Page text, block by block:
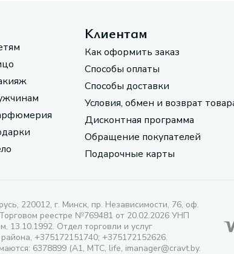
Клиентам
Как оформить заказ
Способы оплаты
Способы доставки
Условия, обмен и возврат
Дисконтная программа
Обращение покупателей
Подарочные карты
220012, г. Минск, пр. Независимости, 76, оф.
реестре №769481 от 20.02.2026 УНП
13.10.1992. Отдел торговли и услуг
+375172151740; +375172152626.
6378899 (А1, МТС, life, imanager@cravt.by.